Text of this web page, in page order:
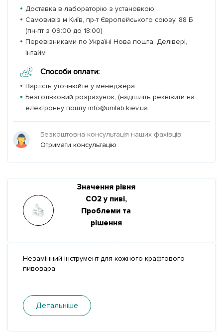
Доставка в лабораторію з установкою
Самовивіз м Київ, пр-т Європейського союзу, 88 Б
(пн-пт з 09:00 до 18:00)
Перевізниками по Україні Нова пошта, Делівері,
Інтайм
Способи оплати:
Вартість уточнюйте у менеджера.
Безготівковий розрахунок, (надішліть реквізити на
електронну пошту info@unilab.kiev.ua
Безкоштовна консультація наших фахівців:
Отримати консультацію
Значення рівня
CO2 у пиві,
Проблеми та
рішення
Незамінний інструмент для кожного крафтового
пивовара
Детальніше